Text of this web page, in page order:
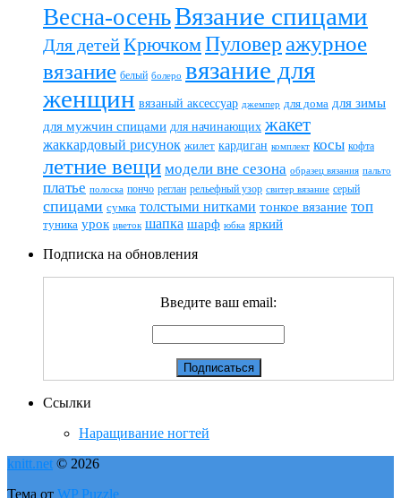
Весна-осеньВязание спицами
Для детейКрючкомПуловер ажурное
вязание белый болеро вязание для
женщин вязаный аксессуар джемпер для дома для зимы
для мужчин спицами для начинающих жакет
жаккардовый рисунок жилет кардиган комплект косы кофта
летние вещи модели вне сезона образец вязания пальто
платье полоска пончо реглан рельефный узор свитер вязание серый
спицами сумка толстыми нитками тонкое вязание топ
туника урок цветок шапка шарф юбка яркий
Подписка на обновления
Введите ваш email:
Ссылки
Наращивание ногтей
knitt.net © 2026
Тема от WP Puzzle